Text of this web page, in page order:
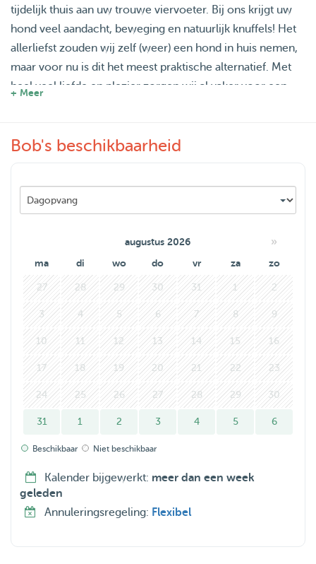
tijdelijk thuis aan uw trouwe viervoeter. Bij ons krijgt uw
hond veel aandacht, beweging en natuurlijk knuffels! Het
allerliefst zouden wij zelf (weer) een hond in huis nemen,
maar voor nu is dit het meest praktische alternatief. Met
heel veel liefde en plezier zorgen wij al vaker voor een
vakantie is, wij zorgen met liefde en zorg voor uw hond
Neem gerust contact met ons op om kennis te maken!
+ Meer
Bob's beschikbaarheid
augustus 2026 »
ma di wo do vr za zo
27 28 29 30 31 1 2
3 4 5 6 7 8 9
10 11 12 13 14 15 16
17 18 19 20 21 22 23
24 25 26 27 28 29 30
31 1 2 3 4 5 6
Beschikbaar Niet beschikbaar
Kalender bijgewerkt: meer dan een week
geleden
Annuleringsregeling: Flexibel